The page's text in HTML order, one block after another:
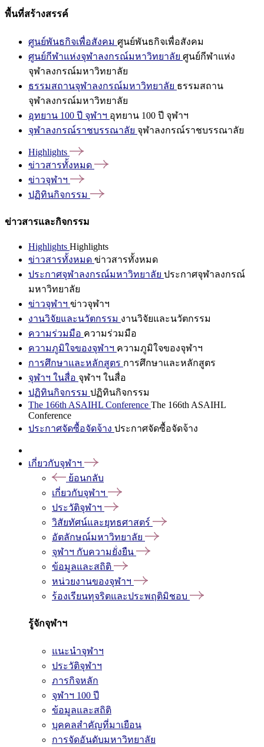
พื้นที่สร้างสรรค์
ศูนย์พันธกิจเพื่อสังคม ศูนย์พันธกิจเพื่อสังคม
ศูนย์กีฬาแห่งจุฬาลงกรณ์มหาวิทยาลัย ศูนย์กีฬาแห่ง
จุฬาลงกรณ์มหาวิทยาลัย
ธรรมสถานจุฬาลงกรณ์มหาวิทยาลัย ธรรมสถาน
จุฬาลงกรณ์มหาวิทยาลัย
อุทยาน 100 ปี จุฬาฯ อุทยาน 100 ปี จุฬาฯ
จุฬาลงกรณ์ราชบรรณาลัย จุฬาลงกรณ์ราชบรรณาลัย
Highlights
ข่าวสารทั้งหมด
ข่าวจุฬาฯ
ปฏิทินกิจกรรม
ข่าวสารและกิจกรรม
Highlights Highlights
ข่าวสารทั้งหมด ข่าวสารทั้งหมด
ประกาศจุฬาลงกรณ์มหาวิทยาลัย ประกาศจุฬาลงกรณ์
มหาวิทยาลัย
ข่าวจุฬาฯ ข่าวจุฬาฯ
งานวิจัยและนวัตกรรม งานวิจัยและนวัตกรรม
ความร่วมมือ ความร่วมมือ
ความภูมิใจของจุฬาฯ ความภูมิใจของจุฬาฯ
การศึกษาและหลักสูตร การศึกษาและหลักสูตร
จุฬาฯ ในสื่อ จุฬาฯ ในสื่อ
ปฏิทินกิจกรรม ปฏิทินกิจกรรม
The 166th ASAIHL Conference The 166th ASAIHL
Conference
ประกาศจัดซื้อจัดจ้าง ประกาศจัดซื้อจัดจ้าง
เกี่ยวกับจุฬาฯ
ย้อนกลับ
เกี่ยวกับจุฬาฯ
ประวัติจุฬาฯ
วิสัยทัศน์และยุทธศาสตร์
อัตลักษณ์มหาวิทยาลัย
จุฬาฯ กับความยั่งยืน
ข้อมูลและสถิติ
หน่วยงานของจุฬาฯ
ร้องเรียนทุจริตและประพฤติมิชอบ
รู้จักจุฬาฯ
แนะนำจุฬาฯ
ประวัติจุฬาฯ
ภารกิจหลัก
จุฬาฯ 100 ปี
ข้อมูลและสถิติ
บุคคลสำคัญที่มาเยือน
การจัดอันดับมหาวิทยาลัย